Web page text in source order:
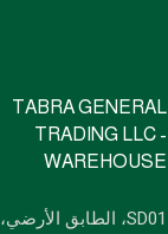
TABRA GENERAL
TRADING LLC -
WAREHOUSE
SD01، الطابق الأرضي،